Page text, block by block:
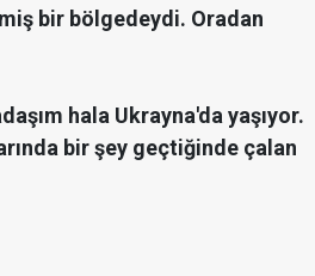
bir bölgedeydi. Oradan
hala Ukrayna'da yaşıyor.
bir şey geçtiğinde çalan